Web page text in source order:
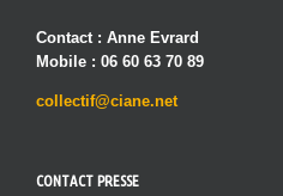
Contact : Anne Evrard
Mobile : 06 60 63 70 89
collectif@ciane.net
CONTACT PRESSE